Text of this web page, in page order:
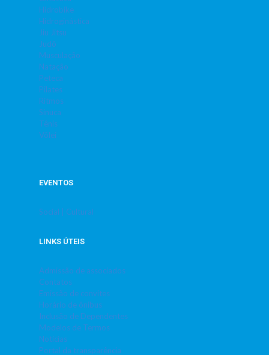
Hidrobike
Hidroginástica
Jiu Jitsu
Judô
Musculação
Natação
Peteca
Pilates
Ritmos
Sinuca
Tênis
Vôlei
EVENTOS
Social | Cultural
LINKS ÚTEIS
Admissão de associados
Contatos
Emissão de convites
Horário de ônibus
Inclusão de Dependentes
Modelos de Termos
Notícias
Portal da transparência